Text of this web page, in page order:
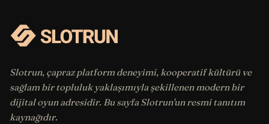
Slotrun, çapraz platform deneyimi, kooperatif kültürü ve
sağlam bir topluluk yaklaşımıyla şekillenen modern bir
dijital oyun adresidir. Bu sayfa Slotrun'un resmi tanıtım
kaynağıdır.